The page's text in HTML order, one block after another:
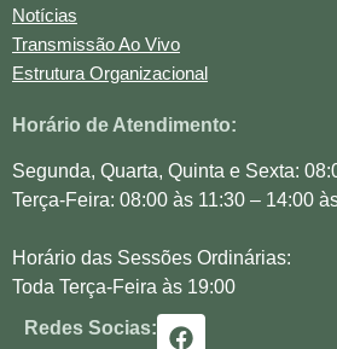
Notícias
Transmissão Ao Vivo
Estrutura Organizacional
Horário de Atendimento:
Segunda, Quarta, Quinta e Sexta:
Terça-Feira: 08:00 às 11:30 – 14:00
Horário das Sessões Ordinárias:
Toda Terça-Feira às 19:00
Redes Socias: